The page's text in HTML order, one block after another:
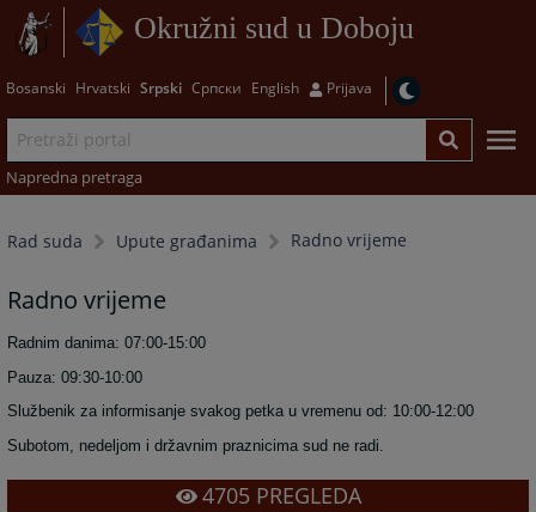
Okružni sud u Doboju
Bosanski Hrvatski Srpski Српски English Prijava
Napredna pretraga
Rad suda Upute građanima Radno vrijeme
Radno vrijeme
Radnim danima: 07:00-15:00
Pauza: 09:30-10:00
Službenik za informisanje svakog petka u vremenu od: 10:00-12:00
Subotom, nedeljom i državnim praznicima sud ne radi.
4705PREGLEDA